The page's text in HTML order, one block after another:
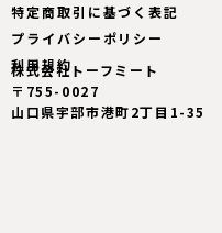
特定商取引に基づく表記
プライバシーポリシー
利用規約
株式会社トーフミート
〒755-0027
山口県宇部市港町2丁目1-35